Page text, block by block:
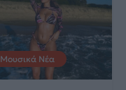
Μουσικά Νέα